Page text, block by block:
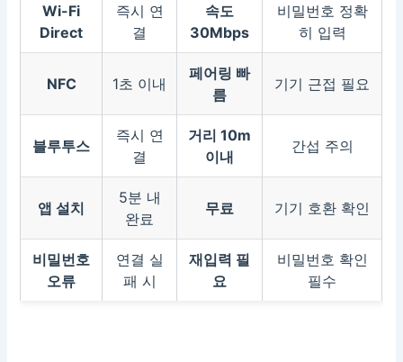
Wi-Fi
Direct
즉시 연
결
속도
30Mbps
비밀번호 정확
히 입력
NFC 1초 이내
페어링 빠
름
기기 근접 필요
블루투스
즉시 연
결
거리 10m
이내
간섭 주의
앱 설치
5분 내
완료
무료 기기 호환 확인
비밀번호
오류
연결 실
패 시
재입력 필
요
비밀번호 확인
필수